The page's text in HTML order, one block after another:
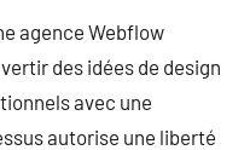
agence Webflow
des idées de design
avec une
autorise une liberté